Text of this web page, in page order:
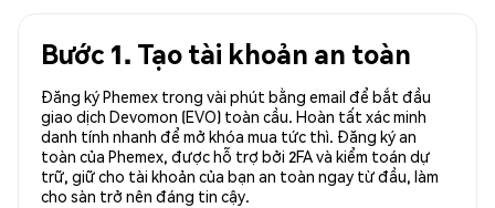
Bước 1. Tạo tài khoản an toàn
Đăng ký Phemex trong vài phút bằng email để bắt đầu
giao dịch Devomon (EVO) toàn cầu. Hoàn tất xác minh
danh tính nhanh để mở khóa mua tức thì. Đăng ký an
toàn của Phemex, được hỗ trợ bởi 2FA và kiểm toán dự
trữ, giữ cho tài khoản của bạn an toàn ngay từ đầu, làm
cho sàn trở nên đáng tin cậy.